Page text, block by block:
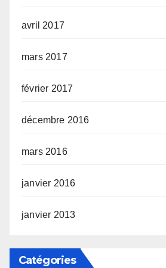
avril 2017
mars 2017
février 2017
décembre 2016
mars 2016
janvier 2016
janvier 2013
Catégories